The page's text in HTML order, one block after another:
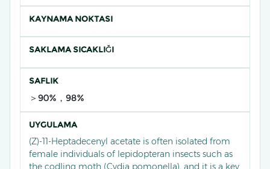
KAYNAMA NOKTASI
SAKLAMA SICAKLIĞI
SAFLIK
＞90%，98%
UYGULAMA
(Z)-11-Heptadecenyl acetate is often isolated from
female individuals of lepidopteran insects such as
the codling moth (Cydia pomonella), and it is a key